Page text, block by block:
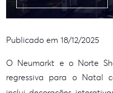
Publicado em 18/12/2025
O Neumarkt e o Norte
regressiva para o Natal